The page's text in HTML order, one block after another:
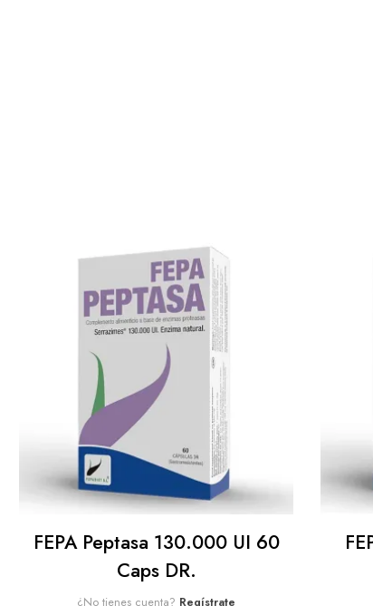
FEPA Peptasa 130.000 UI 60
Caps DR.
¿No tienes cuenta? Regístrate